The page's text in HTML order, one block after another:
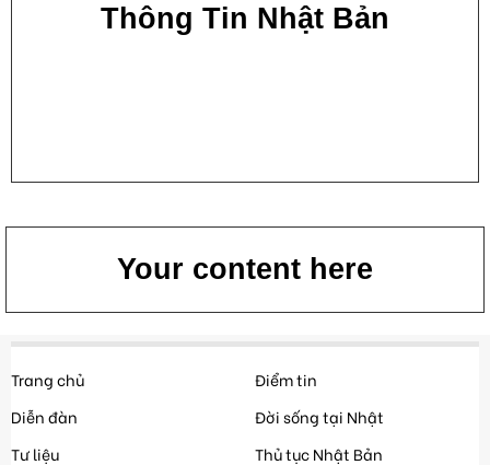
Thông Tin Nhật Bản
Your content here
Trang chủ
Diễn đàn
Tư liệu
Điểm tin
Đời sống tại Nhật
Thủ tục Nhật Bản